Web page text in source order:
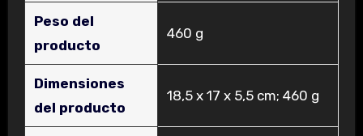
Peso del
producto
‎460 g
Dimensiones
del producto
‎18,5 x 17 x 5,5 cm; 460 g